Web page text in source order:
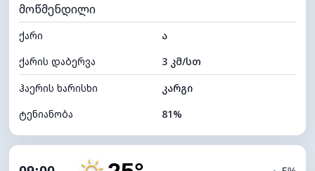
ხილვადობა
განათების ინდექსი 7 (ნათელი)
ღრუბლის სიმაღლე 11520 მ
მოწმენდილი
ქარი
ა
ქარის დაბერვა
3 კმ/სთ
ჰაერის ხარისხი
კარგი
ტენიანობა
81%
ღრუბლიანობა